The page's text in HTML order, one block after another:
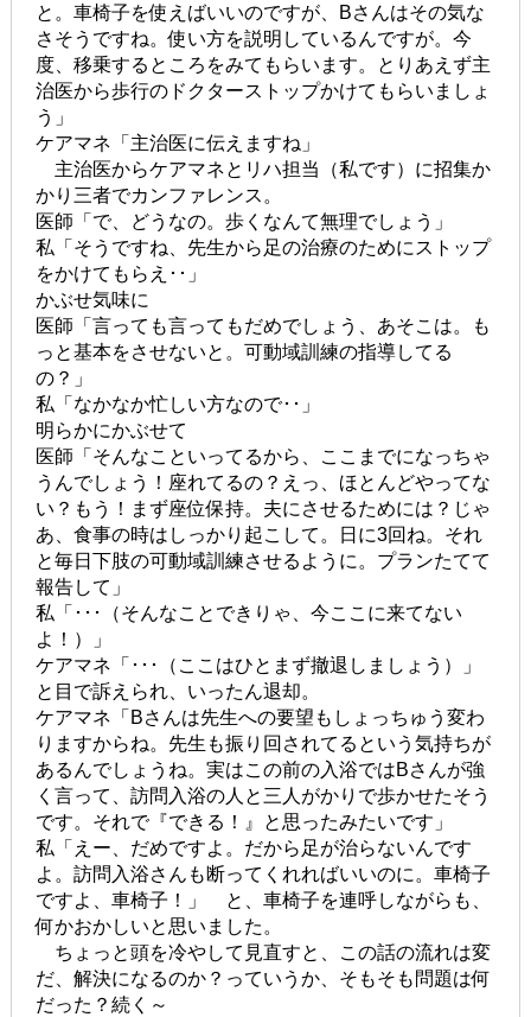
と。車椅子を使えばいいのですが、Bさんはその気な
さそうですね。使い方を説明しているんですが。今
度、移乗するところをみてもらいます。とりあえず主
治医から歩行のドクターストップかけてもらいましょ
う」
ケアマネ「主治医に伝えますね」
主治医からケアマネとリハ担当（私です）に招集か
かり三者でカンファレンス。
医師「で、どうなの。歩くなんて無理でしょう」
私「そうですね、先生から足の治療のためにストップ
をかけてもらえ･･」
かぶせ気味に
医師「言っても言ってもだめでしょう、あそこは。も
っと基本をさせないと。可動域訓練の指導してる
の？」
私「なかなか忙しい方なので･･」
明らかにかぶせて
医師「そんなこといってるから、ここまでになっちゃ
うんでしょう！座れてるの？えっ、ほとんどやってな
い？もう！まず座位保持。夫にさせるためには？じゃ
あ、食事の時はしっかり起こして。日に3回ね。それ
と毎日下肢の可動域訓練させるように。プランたてて
報告して」
私「･･･（そんなことできりゃ、今ここに来てない
よ！）」
ケアマネ「･･･（ここはひとまず撤退しましょう）」
と目で訴えられ、いったん退却。
ケアマネ「Bさんは先生への要望もしょっちゅう変わ
りますからね。先生も振り回されてるという気持ちが
あるんでしょうね。実はこの前の入浴ではBさんが強
く言って、訪問入浴の人と三人がかりで歩かせたそう
です。それで『できる！』と思ったみたいです」
私「えー、だめですよ。だから足が治らないんです
よ。訪問入浴さんも断ってくれればいいのに。車椅子
ですよ、車椅子！」 と、車椅子を連呼しながらも、
何かおかしいと思いました。
ちょっと頭を冷やして見直すと、この話の流れは変
だ、解決になるのか？っていうか、そもそも問題は何
だった？続く～